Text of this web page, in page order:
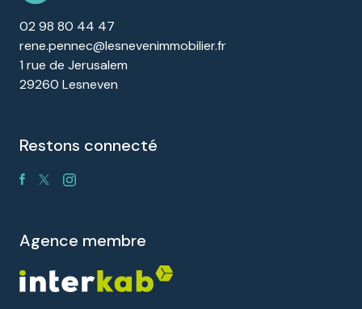
02 98 80 44 47
rene.pennec@lesnevenimmobilier.fr
1 rue de Jerusalem
29260 Lesneven
restons connecté
agence membre